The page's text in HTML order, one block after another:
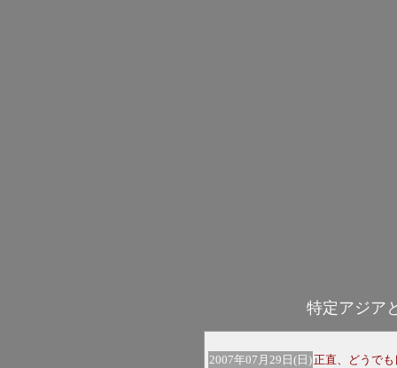
特定アジア
2007年07月29日(日)正直、どうで